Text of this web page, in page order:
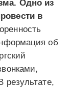
Одно из
в
об
результате,